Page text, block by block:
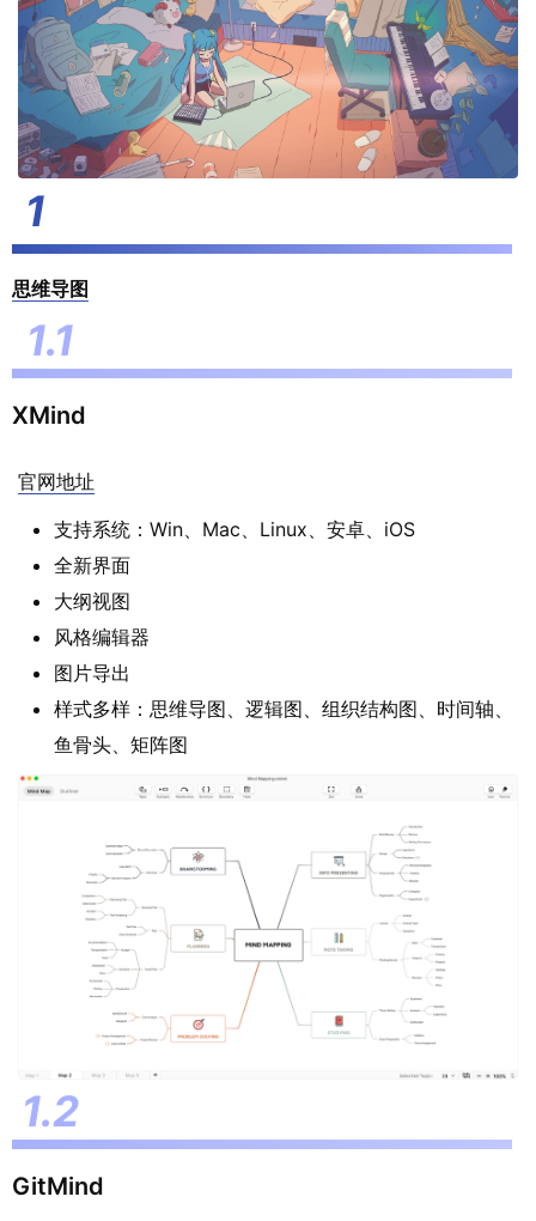
思维导图
XMind
官网地址
支持系统：Win、Mac、Linux、安卓、iOS
全新界面
大纲视图
风格编辑器
图片导出
样式多样：思维导图、逻辑图、组织结构图、时间轴、
鱼骨头、矩阵图
GitMind